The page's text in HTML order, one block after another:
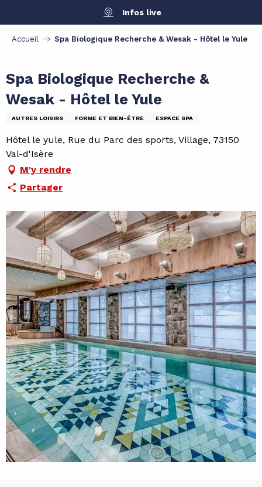
contenu
Infos live
Accueil Spa Biologique Recherche & Wesak - Hôtel le Yule
Spa Biologique Recherche &
Wesak - Hôtel le Yule
AUTRES LOISIRS FORME ET BIEN-ÊTRE ESPACE SPA
Hôtel le yule, Rue du Parc des sports, Village, 73150
Val-d'Isère
M'y rendre
Partager